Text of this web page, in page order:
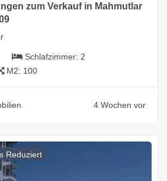
zum Verkauf in Mahmutlar
Schlafzimmer: 2
M2: 100
4 Wochen vor
Reduziert